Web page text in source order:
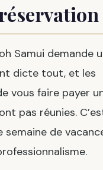
Samui demande
dicte tout, et les
vous faire payer
pas réunies.
semaine de